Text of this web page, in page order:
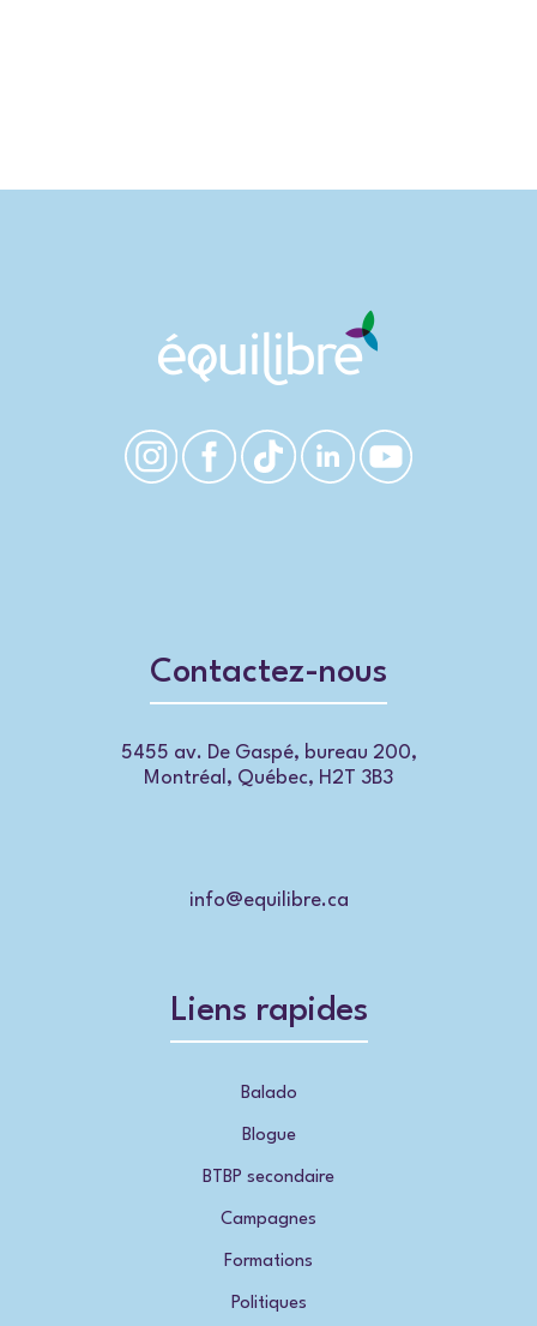
Contactez-nous
5455 av. De Gaspé, bureau 200,
Montréal, Québec, H2T 3B3
info@equilibre.ca
Liens rapides
Balado
Blogue
BTBP secondaire
Campagnes
Formations
Politiques